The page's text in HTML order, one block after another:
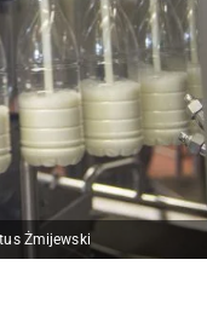
Żmijewski